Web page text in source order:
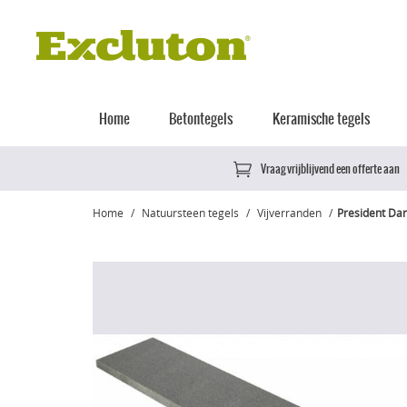
Home Betontegels Keramische tegels
Vraag vrijblijvend een offerte aan
Home Natuursteen tegels Vijverranden President